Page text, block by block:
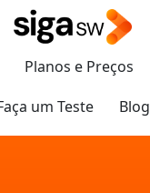
Planos e Preços
um Teste
Blog